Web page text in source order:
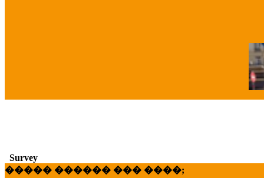
Survey
����� ������ ��� ����;